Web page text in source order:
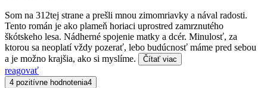
Som na 312tej strane a prešli mnou zimomriavky a nával radosti.
Tento román je ako plameň horiaci uprostred zamrznutého
škótskeho lesa. Nádherné spojenie matky a dcér. Minulosť, za
ktorou sa neoplatí vždy pozerať, lebo budúcnosť máme pred sebou
a je možno krajšia, ako si myslíme.
Čítať viac
reagovať
4 pozitívne hodnotenia4